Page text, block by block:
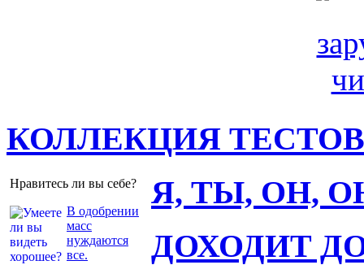
КОЛЛЕКЦИЯ ТЕСТОВ
Нравитесь ли вы себе?
В одобрении
масс
нуждаются
все.
Я, ТЫ, ОН,
ДОХОДИТ